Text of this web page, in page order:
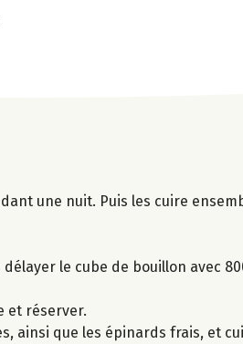
une nuit. Puis les cuire
le cube de bouillon avec
et réserver.
ainsi que les épinards frais, et